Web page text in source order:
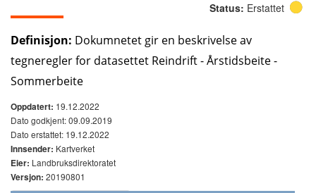
Status: Erstattet
Definisjon: Dokumnetet gir en beskrivelse av
tegneregler for datasettet Reindrift - Årstidsbeite -
Sommerbeite
Oppdatert: 19.12.2022
Dato godkjent: 09.09.2019
Dato erstattet: 19.12.2022
Innsender: Kartverket
Eier: Landbruksdirektoratet
Versjon: 20190801